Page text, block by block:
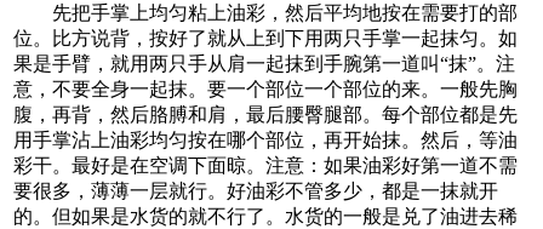
先把手掌上均匀粘上油彩，然后平均地按在需要打的部
位。比方说背，按好了就从上到下用两只手掌一起抹匀。如
果是手臂，就用两只手从肩一起抹到手腕第一道叫“抹”。注
意，不要全身一起抹。要一个部位一个部位的来。一般先胸
腹，再背，然后胳膊和肩，最后腰臀腿部。每个部位都是先
用手掌沾上油彩均匀按在哪个部位，再开始抹。然后，等油
彩干。最好是在空调下面晾。注意：如果油彩好第一道不需
要很多，薄薄一层就行。好油彩不管多少，都是一抹就开
的。但如果是水货的就不行了。水货的一般是兑了油进去稀